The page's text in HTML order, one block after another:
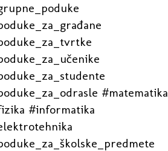
#matematika
#informatika